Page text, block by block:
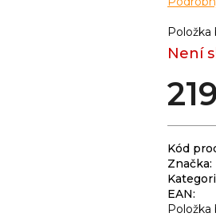
Není
Položka
Kód
Značka:
EAN:
Položka